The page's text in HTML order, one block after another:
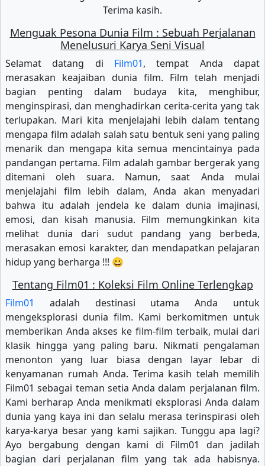
Terima kasih.
Menguak Pesona Dunia Film : Sebuah Perjalanan
Menelusuri Karya Seni Visual
Selamat datang di Film01, tempat Anda dapat
merasakan keajaiban dunia film. Film telah menjadi
bagian penting dalam budaya kita, menghibur,
menginspirasi, dan menghadirkan cerita-cerita yang tak
terlupakan. Mari kita menjelajahi lebih dalam tentang
mengapa film adalah salah satu bentuk seni yang paling
menarik dan mengapa kita semua mencintainya pada
pandangan pertama. Film adalah gambar bergerak yang
ditemani oleh suara. Namun, saat Anda mulai
menjelajahi film lebih dalam, Anda akan menyadari
bahwa itu adalah jendela ke dalam dunia imajinasi,
emosi, dan kisah manusia. Film memungkinkan kita
melihat dunia dari sudut pandang yang berbeda,
merasakan emosi karakter, dan mendapatkan pelajaran
hidup yang berharga !!! 😀
Tentang Film01 : Koleksi Film Online Terlengkap
Film01
adalah destinasi utama Anda untuk
mengeksplorasi dunia film. Kami berkomitmen untuk
memberikan Anda akses ke film-film terbaik, mulai dari
klasik hingga yang paling baru. Nikmati pengalaman
menonton yang luar biasa dengan layar lebar di
kenyamanan rumah Anda. Terima kasih telah memilih
Film01 sebagai teman setia Anda dalam perjalanan film.
Kami berharap Anda menikmati eksplorasi Anda dalam
dunia yang kaya ini dan selalu merasa terinspirasi oleh
karya-karya besar yang kami sajikan. Tunggu apa lagi?
Ayo bergabung dengan kami di Film01 dan jadilah
bagian dari perjalanan film yang tak ada habisnya.